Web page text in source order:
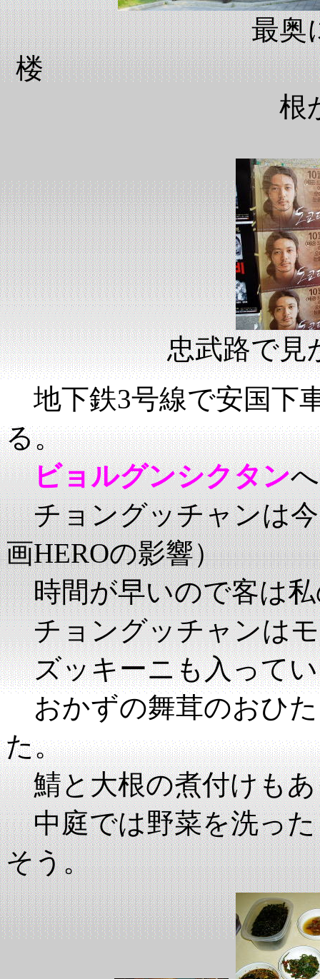
最奥
楼 正
根
忠武路で見
地下鉄3号線で安国下
る。
ビョルグンシクタン
チョングッチャンは今
画HEROの影響）
時間が早いので客は私
チョングッチャンはモ
ズッキーニも入ってい
おかずの舞茸のおひ
た。
鯖と大根の煮付けもあ
中庭では野菜を洗った
そう。